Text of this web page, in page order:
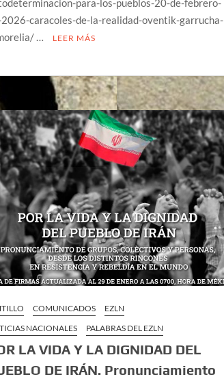
para-los-pueblos-20-de-febrero-
2026-caracoles-de-la-realidad-oventik-garrucha-
…
LEER MÁS
COMUNICADOS
EZLN
NACIONALES
PALABRAS DEL EZLN
LA VIDA Y LA DIGNIDAD DEL
DE IRÁN. Pronunciamiento